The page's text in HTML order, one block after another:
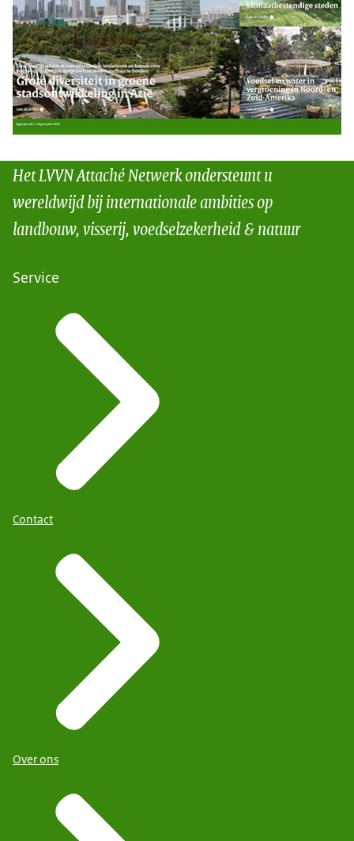
Het LVVN Attaché Netwerk ondersteunt u
wereldwijd bij internationale ambities op
landbouw, visserij, voedselzekerheid & natuur
Service
Contact
Over ons